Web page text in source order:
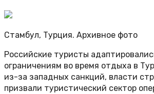
Стамбул, Турция. Архивное фото
Российские туристы
ограничениям во время отдыха в
из-за западных санкций, власти
призвали туристический сектор